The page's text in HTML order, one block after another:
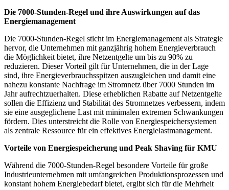
Die 7000-Stunden-Regel und ihre Auswirkungen auf das
Energiemanagement
Die 7000-Stunden-Regel sticht im Energiemanagement als Strategie
hervor, die Unternehmen mit ganzjährig hohem Energieverbrauch
die Möglichkeit bietet, ihre Netzentgelte um bis zu 90% zu
reduzieren. Dieser Vorteil gilt für Unternehmen, die in der Lage
sind, ihre Energieverbrauchsspitzen auszugleichen und damit eine
nahezu konstante Nachfrage im Stromnetz über 7000 Stunden im
Jahr aufrechtzuerhalten. Diese erheblichen Rabatte auf Netzentgelte
sollen die Effizienz und Stabilität des Stromnetzes verbessern, indem
sie eine ausgeglichene Last mit minimalen extremen Schwankungen
fördern. Dies unterstreicht die Rolle von Energiespeichersystemen
als zentrale Ressource für ein effektives Energielastmanagement.
Vorteile von Energiespeicherung und Peak Shaving für KMU
Während die 7000-Stunden-Regel besondere Vorteile für große
Industrieunternehmen mit umfangreichen Produktionsprozessen und
konstant hohem Energiebedarf bietet, ergibt sich für die Mehrheit